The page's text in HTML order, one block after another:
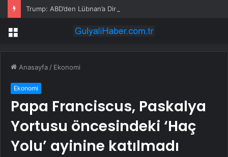
Menü
Anasayfa / Ekonomi
Ekonomi
Papa Franciscus, Paskalya
Yortusu öncesindeki ‘Haç
Yolu’ ayinine katılmadı